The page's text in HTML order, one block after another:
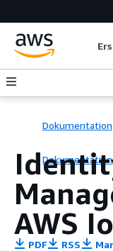
Dokumentation
Dokumentation
AWS
PDF RSS